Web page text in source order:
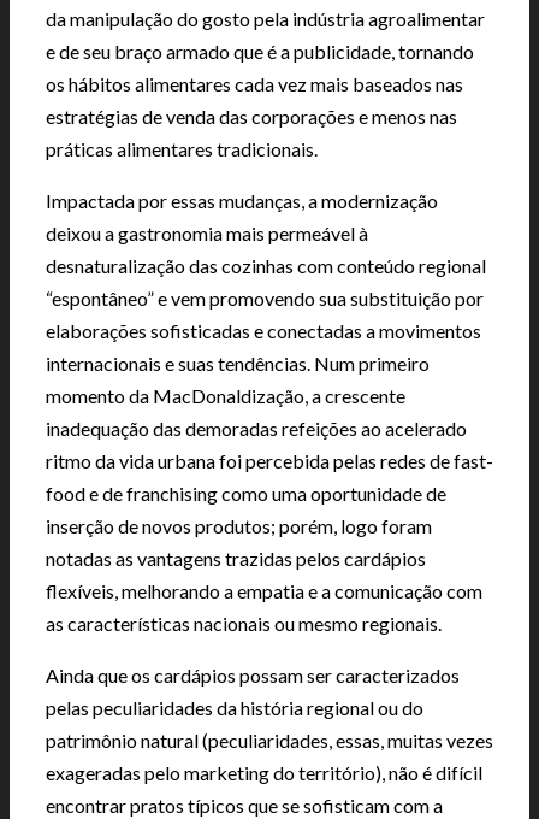
da manipulação do gosto pela indústria agroalimentar
e de seu braço armado que é a publicidade, tornando
os hábitos alimentares cada vez mais baseados nas
estratégias de venda das corporações e menos nas
práticas alimentares tradicionais.
Impactada por essas mudanças, a modernização
deixou a gastronomia mais permeável à
desnaturalização das cozinhas com conteúdo regional
“espontâneo” e vem promovendo sua substituição por
elaborações sofisticadas e conectadas a movimentos
internacionais e suas tendências. Num primeiro
momento da MacDonaldização, a crescente
inadequação das demoradas refeições ao acelerado
ritmo da vida urbana foi percebida pelas redes de fast-
food e de franchising como uma oportunidade de
inserção de novos produtos; porém, logo foram
notadas as vantagens trazidas pelos cardápios
flexíveis, melhorando a empatia e a comunicação com
as características nacionais ou mesmo regionais.
Ainda que os cardápios possam ser caracterizados
pelas peculiaridades da história regional ou do
patrimônio natural (peculiaridades, essas, muitas vezes
exageradas pelo marketing do território), não é difícil
encontrar pratos típicos que se sofisticam com a